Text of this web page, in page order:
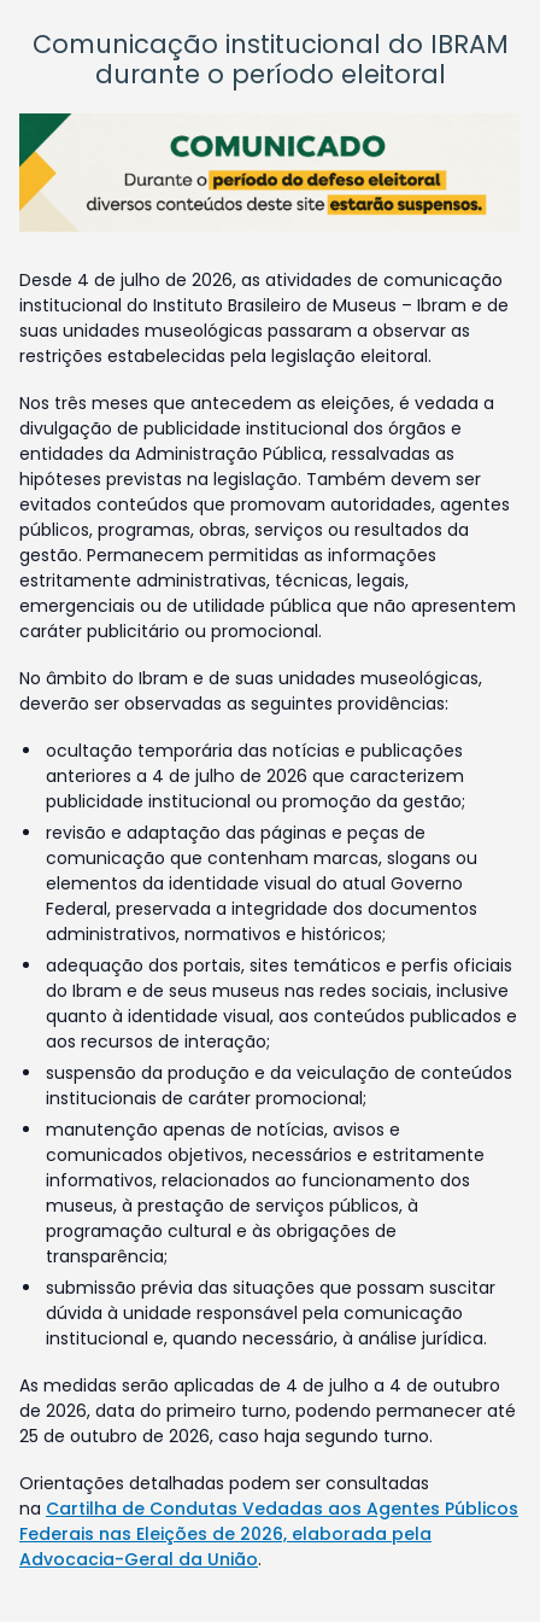
Comunicação institucional do IBRAM
durante o período eleitoral
Desde 4 de julho de 2026, as atividades de comunicação
institucional do Instituto Brasileiro de Museus – Ibram e de
suas unidades museológicas passaram a observar as
restrições estabelecidas pela legislação eleitoral.
Nos três meses que antecedem as eleições, é vedada a
divulgação de publicidade institucional dos órgãos e
entidades da Administração Pública, ressalvadas as
hipóteses previstas na legislação. Também devem ser
evitados conteúdos que promovam autoridades, agentes
públicos, programas, obras, serviços ou resultados da
gestão. Permanecem permitidas as informações
estritamente administrativas, técnicas, legais,
emergenciais ou de utilidade pública que não apresentem
caráter publicitário ou promocional.
No âmbito do Ibram e de suas unidades museológicas,
deverão ser observadas as seguintes providências:
ocultação temporária das notícias e publicações
anteriores a 4 de julho de 2026 que caracterizem
publicidade institucional ou promoção da gestão;
revisão e adaptação das páginas e peças de
comunicação que contenham marcas, slogans ou
elementos da identidade visual do atual Governo
Federal, preservada a integridade dos documentos
administrativos, normativos e históricos;
adequação dos portais, sites temáticos e perfis oficiais
do Ibram e de seus museus nas redes sociais, inclusive
quanto à identidade visual, aos conteúdos publicados e
aos recursos de interação;
suspensão da produção e da veiculação de conteúdos
institucionais de caráter promocional;
manutenção apenas de notícias, avisos e
comunicados objetivos, necessários e estritamente
informativos, relacionados ao funcionamento dos
museus, à prestação de serviços públicos, à
programação cultural e às obrigações de
transparência;
submissão prévia das situações que possam suscitar
dúvida à unidade responsável pela comunicação
institucional e, quando necessário, à análise jurídica.
As medidas serão aplicadas de 4 de julho a 4 de outubro
de 2026, data do primeiro turno, podendo permanecer até
25 de outubro de 2026, caso haja segundo turno.
Orientações detalhadas podem ser consultadas
na Cartilha de Condutas Vedadas aos Agentes Públicos
Federais nas Eleições de 2026, elaborada pela
Advocacia-Geral da União.